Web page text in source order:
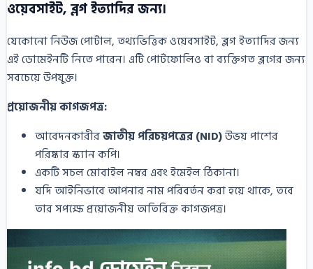
ওয়েবসাইট, ব্লগ ইত্যাদির জন্য।
যেকোনো নিউজ পোর্টাল, তথ্যভিত্তিক ওয়েবসাইট, ব্লগ ইত্যাদির জন্য
এই ডোমেইনটি নিতে পারেন। এটি পোর্টফোলিও বা ব্যক্তিগত ব্লগের জন্য
সবচেয়ে উপযুক্ত।
প্রয়োজনীয় কাগজপত্র:
আবেদনকারীরজাতীয় পরিচয়পত্রের (NID)উভয় পাশের
পরিষ্কার স্ক্যান কপি।
একটি সচল মোবাইল নম্বর এবং ইমেইল ঠিকানা।
যদি আইনিভাবে আপনার নাম পরিবর্তন করা হয়ে থাকে, তবে
তার সপক্ষে প্রয়োজনীয় অতিরিক্ত কাগজপত্র।